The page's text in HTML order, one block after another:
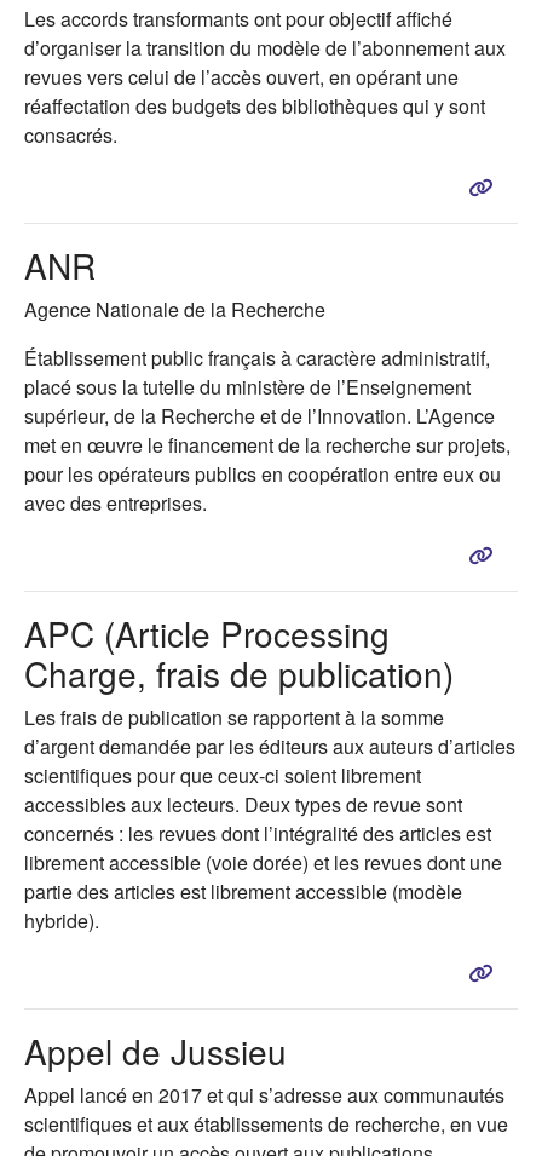
Les accords transformants ont pour objectif affiché
d’organiser la transition du modèle de l’abonnement aux
revues vers celui de l’accès ouvert, en opérant une
réaffectation des budgets des bibliothèques qui y sont
consacrés.
ANR
Agence Nationale de la Recherche
Établissement public français à caractère administratif,
placé sous la tutelle du ministère de l’Enseignement
supérieur, de la Recherche et de l’Innovation. L’Agence
met en œuvre le financement de la recherche sur projets,
pour les opérateurs publics en coopération entre eux ou
avec des entreprises.
APC (Article Processing
Charge, frais de publication)
Les frais de publication se rapportent à la somme
d’argent demandée par les éditeurs aux auteurs d’articles
scientifiques pour que ceux-ci soient librement
accessibles aux lecteurs. Deux types de revue sont
concernés : les revues dont l’intégralité des articles est
librement accessible (voie dorée) et les revues dont une
partie des articles est librement accessible (modèle
hybride).
Appel de Jussieu
Appel lancé en 2017 et qui s’adresse aux communautés
scientifiques et aux établissements de recherche, en vue